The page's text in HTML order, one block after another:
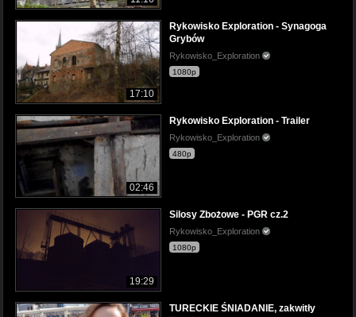
17:10
Rykowisko Exploration - Synagoga
Grybów
Rykowisko_Exploration
1080p
02:46
Rykowisko Exploration - Trailer
Rykowisko_Exploration
480p
19:29
Silosy Zbożowe - PGR cz.2
Rykowisko_Exploration
1080p
TURECKIE ŚNIADANIE, zakwitły